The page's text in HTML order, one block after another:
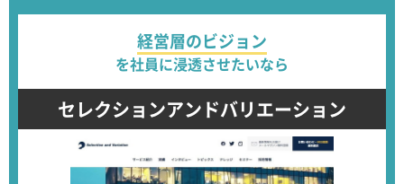
経営層のビジョン
を社員に浸透させたいなら
セレクションアンドバリエーション